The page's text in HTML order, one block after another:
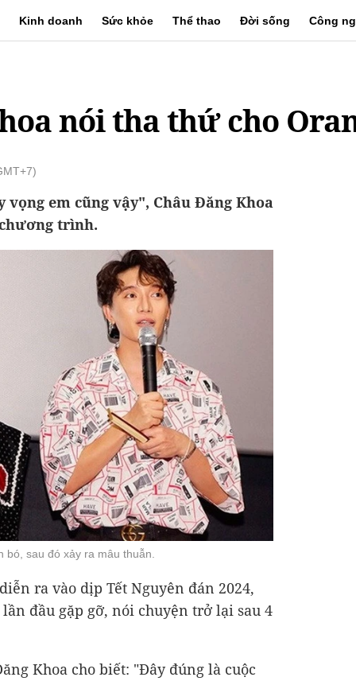
Kinh doanh Sức khỏe Thể thao Đời sống Công
nói tha thứ cho
em cũng vậy", Châu Đăng Khoa
trình.
sau đó xảy ra mâu thuẫn.
ra vào dịp Tết Nguyên đán 2024,
đầu gặp gỡ, nói chuyện trở lại sau 4
Khoa cho biết: "Đây đúng là cuộc